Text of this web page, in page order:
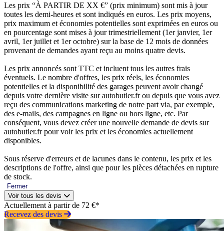
Les prix “À PARTIR DE XX €” (prix minimum) sont mis à jour
toutes les demi-heures et sont indiqués en euros. Les prix moyens,
prix maximum et économies potentielles sont exprimées en euros ou
en pourcentage sont mises à jour trimestriellement (1er janvier, 1er
avril, 1er juillet et 1er octobre) sur la base de 12 mois de données
provenant de demandes ayant reçu au moins quatre devis.
Les prix annoncés sont TTC et incluent tous les autres frais
éventuels. Le nombre d'offres, les prix réels, les économies
potentielles et la disponibilité des garages peuvent avoir changé
depuis votre dernière visite sur autobutler.fr ou depuis que vous avez
reçu des communications marketing de notre part via, par exemple,
des e-mails, des campagnes en ligne ou hors ligne, etc. Par
conséquent, vous devez créer une nouvelle demande de devis sur
autobutler.fr pour voir les prix et les économies actuellement
disponibles.
Sous réserve d'erreurs et de lacunes dans le contenu, les prix et les
descriptions de l'offre, ainsi que pour les pièces détachées en rupture
de stock.
Fermer
Voir tous les devis
Actuellement à partir de 72 €*
Recevez des devis